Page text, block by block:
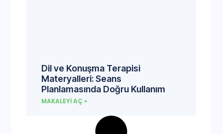
Dil ve Konuşma Terapisi
Materyalleri: Seans
Planlamasında Doğru Kullanım
MAKALEYI AÇ »